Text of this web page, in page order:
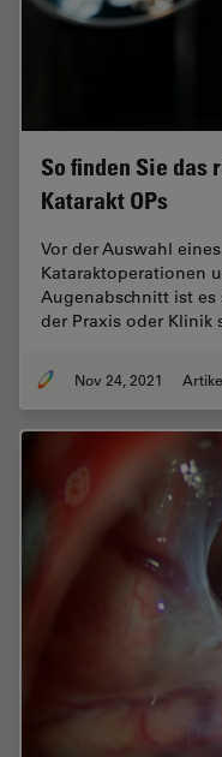
So finden Sie
Katarakt OPs
Vor der Auswahl
Kataraktoperationen
Augenabschnitt ist
der Praxis oder
Nov 24, 2021